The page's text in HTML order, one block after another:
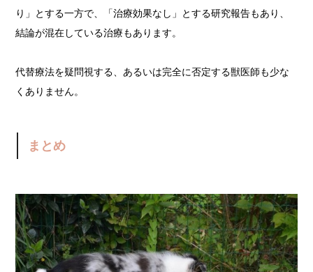
り」とする一方で、「治療効果なし」とする研究報告もあり、
結論が混在している治療もあります。
代替療法を疑問視する、あるいは完全に否定する獣医師も少な
くありません。
まとめ